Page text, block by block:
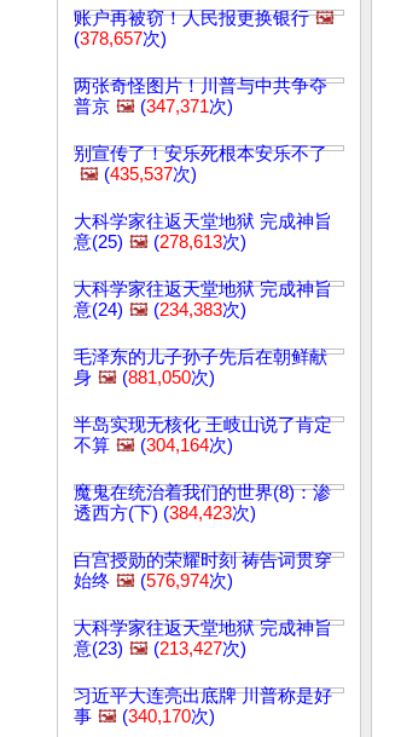
账户再被窃！人民报更换银行 🖼️
(378,657次)
两张奇怪图片！川普与中共争夺
普京 🖼️ (347,371次)
别宣传了！安乐死根本安乐不了
🖼️ (435,537次)
大科学家往返天堂地狱 完成神旨
意(25) 🖼️ (278,613次)
大科学家往返天堂地狱 完成神旨
意(24) 🖼️ (234,383次)
毛泽东的儿子孙子先后在朝鲜献
身 🖼️ (881,050次)
半岛实现无核化 王岐山说了肯定
不算 🖼️ (304,164次)
魔鬼在统治着我们的世界(8)：渗
透西方(下) (384,423次)
白宫授勋的荣耀时刻 祷告词贯穿
始终 🖼️ (576,974次)
大科学家往返天堂地狱 完成神旨
意(23) 🖼️ (213,427次)
习近平大连亮出底牌 川普称是好
事 🖼️ (340,170次)